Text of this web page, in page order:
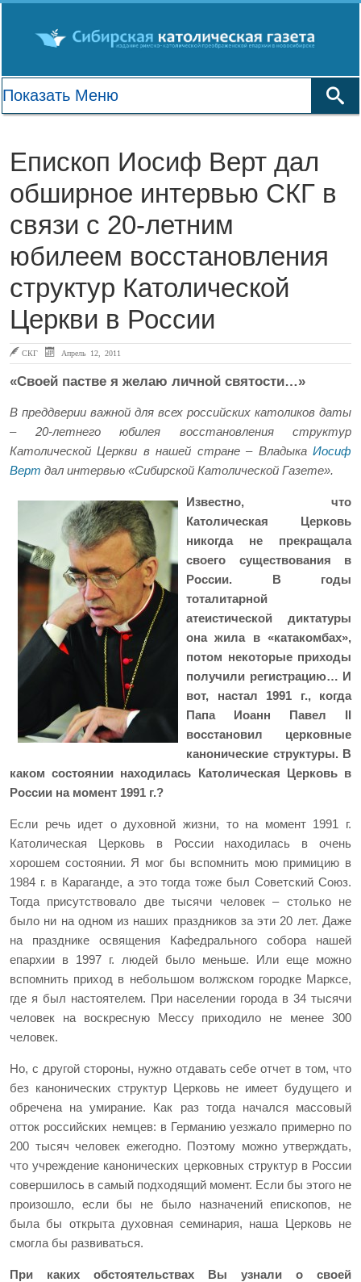
Епископ Иосиф Верт дал
обширное интервью СКГ в
связи с 20-летним
юбилеем восстановления
структур Католической
Церкви в России
СКГ Апрель 12, 2011
«Своей пастве я желаю личной святости…»
В преддверии важной для всех российских католиков даты
– 20-летнего юбилея восстановления структур
Католической Церкви в нашей стране – Владыка Иосиф
Верт дал интервью «Сибирской Католической Газете».
Известно, что
Католическая Церковь
никогда не прекращала
своего существования в
России. В годы
тоталитарной
атеистической диктатуры
она жила в «катакомбах»,
потом некоторые приходы
получили регистрацию… И
вот, настал 1991 г., когда
Папа Иоанн Павел II
восстановил церковные
канонические структуры. В
каком состоянии находилась Католическая Церковь в
России на момент 1991 г.?
Если речь идет о духовной жизни, то на момент 1991 г.
Католическая Церковь в России находилась в очень
хорошем состоянии. Я мог бы вспомнить мою примицию в
1984 г. в Караганде, а это тогда тоже был Советский Союз.
Тогда присутствовало две тысячи человек – столько не
было ни на одном из наших праздников за эти 20 лет. Даже
на празднике освящения Кафедрального собора нашей
епархии в 1997 г. людей было меньше. Или еще можно
вспомнить приход в небольшом волжском городке Марксе,
где я был настоятелем. При населении города в 34 тысячи
человек на воскресную Мессу приходило не менее 300
человек.
Но, с другой стороны, нужно отдавать себе отчет в том, что
без канонических структур Церковь не имеет будущего и
обречена на умирание. Как раз тогда начался массовый
отток российских немцев: в Германию уезжало примерно по
200 тысяч человек ежегодно. Поэтому можно утверждать,
что учреждение канонических церковных структур в России
совершилось в самый подходящий момент. Если бы этого не
произошло, если бы не было назначений епископов, не
была бы открыта духовная семинария, наша Церковь не
смогла бы развиваться.
При каких обстоятельствах Вы узнали о своей